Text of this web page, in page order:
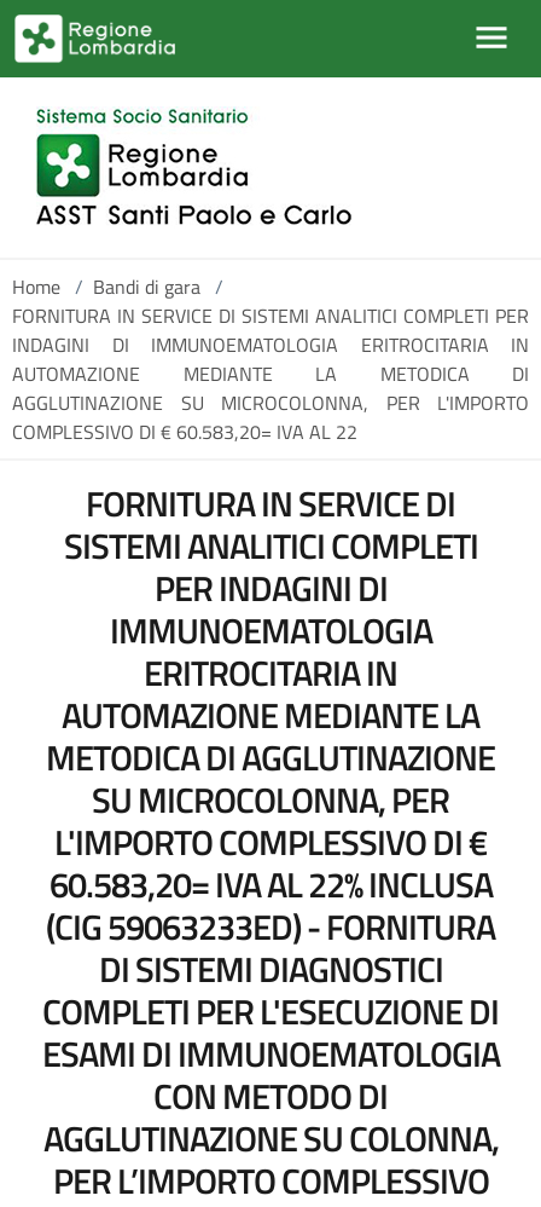
Salta al contenuto principale
Home / Bandi di gara /
FORNITURA IN SERVICE DI SISTEMI ANALITICI COMPLETI PER
INDAGINI DI IMMUNOEMATOLOGIA ERITROCITARIA IN
AUTOMAZIONE MEDIANTE LA METODICA DI
AGGLUTINAZIONE SU MICROCOLONNA, PER L'IMPORTO
COMPLESSIVO DI € 60.583,20= IVA AL 22
FORNITURA IN SERVICE DI
SISTEMI ANALITICI COMPLETI
PER INDAGINI DI
IMMUNOEMATOLOGIA
ERITROCITARIA IN
AUTOMAZIONE MEDIANTE LA
METODICA DI AGGLUTINAZIONE
SU MICROCOLONNA, PER
L'IMPORTO COMPLESSIVO DI €
60.583,20= IVA AL 22% INCLUSA
(CIG 59063233ED) - FORNITURA
DI SISTEMI DIAGNOSTICI
COMPLETI PER L'ESECUZIONE DI
ESAMI DI IMMUNOEMATOLOGIA
CON METODO DI
AGGLUTINAZIONE SU COLONNA,
PER L’IMPORTO COMPLESSIVO